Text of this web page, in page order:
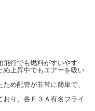
飛行でも燃料がすいやす
め上昇中でもエアーを吸い
め配管が非常に簡単で、
り、各Ｆ３Ａ有名フライ